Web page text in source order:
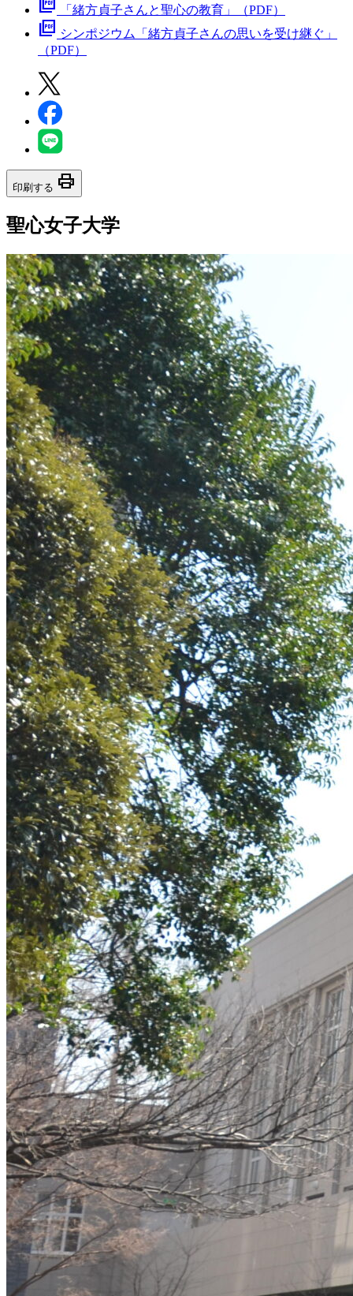
picture_as_pdf 「緒方貞子さんと聖心の教育」（PDF）
picture_as_pdf シンポジウム「緒方貞子さんの思いを受け継ぐ」
（PDF）
印刷する print
聖心女子大学